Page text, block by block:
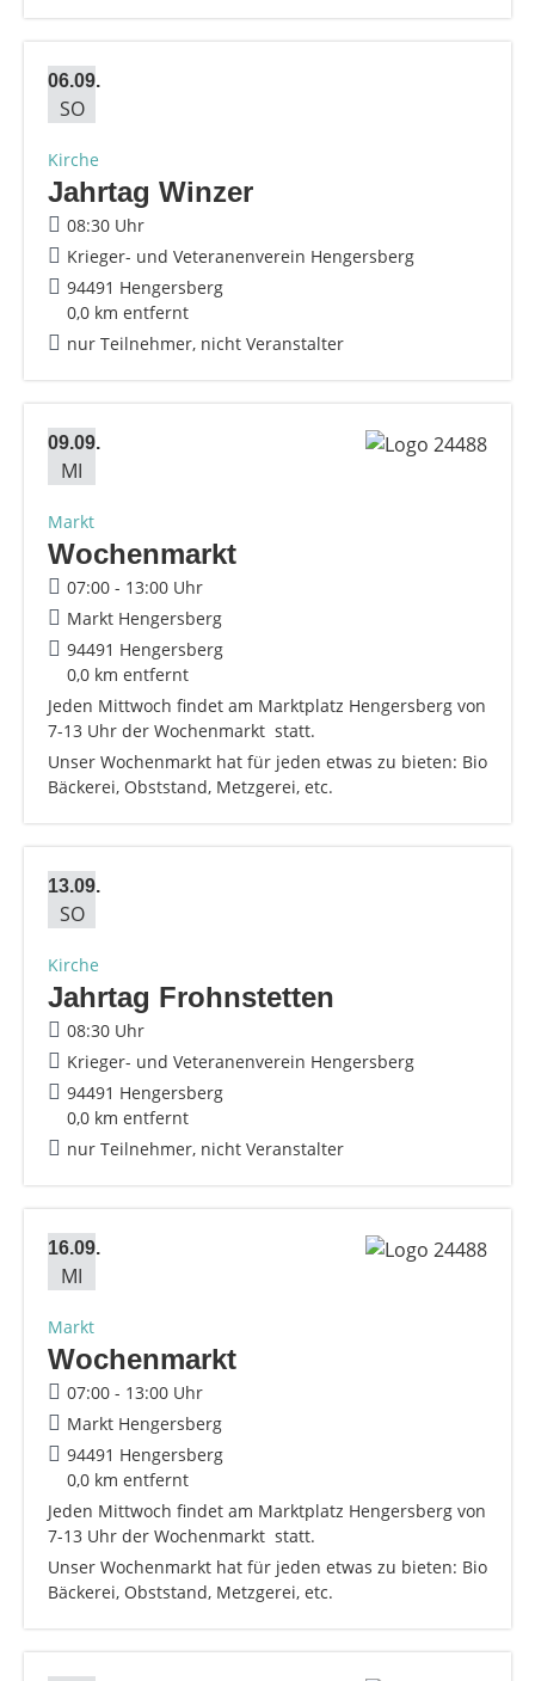
06.09.
SO
Kirche
Jahrtag Winzer
08:30 Uhr
Krieger- und Veteranenverein Hengersberg
94491 Hengersberg
0,0 km entfernt
nur Teilnehmer, nicht Veranstalter
09.09.
MI
Markt
Wochenmarkt
07:00 - 13:00 Uhr
Markt Hengersberg
94491 Hengersberg
0,0 km entfernt
Jeden Mittwoch findet am Marktplatz Hengersberg von
7-13 Uhr der Wochenmarkt statt.
Unser Wochenmarkt hat für jeden etwas zu bieten: Bio
Bäckerei, Obststand, Metzgerei, etc.
13.09.
SO
Kirche
Jahrtag Frohnstetten
08:30 Uhr
Krieger- und Veteranenverein Hengersberg
94491 Hengersberg
0,0 km entfernt
nur Teilnehmer, nicht Veranstalter
16.09.
MI
Markt
Wochenmarkt
07:00 - 13:00 Uhr
Markt Hengersberg
94491 Hengersberg
0,0 km entfernt
Jeden Mittwoch findet am Marktplatz Hengersberg von
7-13 Uhr der Wochenmarkt statt.
Unser Wochenmarkt hat für jeden etwas zu bieten: Bio
Bäckerei, Obststand, Metzgerei, etc.